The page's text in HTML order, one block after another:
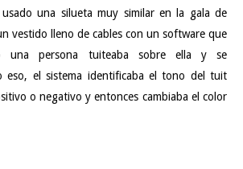
una silueta muy similar en la gala de
vestido lleno de cables con un software que
una persona tuiteaba sobre ella y se
eso, el sistema identificaba el tono del tuit
o negativo y entonces cambiaba el color